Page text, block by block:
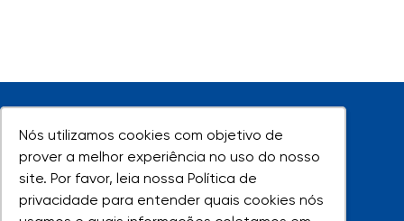
Nós utilizamos cookies com objetivo de
prover a melhor experiência no uso do nosso
site. Por favor, leia nossa Política de
privacidade para entender quais cookies nós
Nós utilizamos cookies com objetivo de
prover a melhor experiência no uso do nosso
site. Por favor, leia nossa Política de
privacidade para entender quais cookies nós
UNIVAP - Todos os direitos reservados